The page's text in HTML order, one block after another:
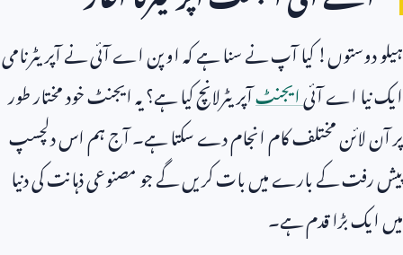
ہیلو دوستوں! کیا آپ نے سنا ہے کہ اوپن اے آئی نے آپریٹرنامی
ایک نیا اے آئیایجنٹآپریٹرلانچ کیا ہے؟ یہ ایجنٹ خود مختار طور
پر آن لائن مختلف کام انجام دے سکتا ہے۔ آج ہم اس دلچسپ
پیش رفت کے بارے میں بات کریں گے جو مصنوعی ذہانت کی دنیا
میں ایک بڑا قدم ہے۔